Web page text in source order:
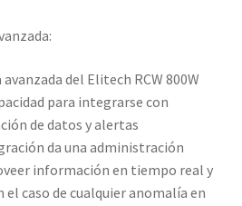
del Elitech RCW 800W
para integrarse con
de datos y alertas
da una administración
información en tiempo real y
caso de cualquier anomalía en